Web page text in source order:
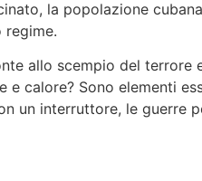
la popolazione
regime.
allo scempio del terrore
calore? Sono elementi
un interruttore, le guerre